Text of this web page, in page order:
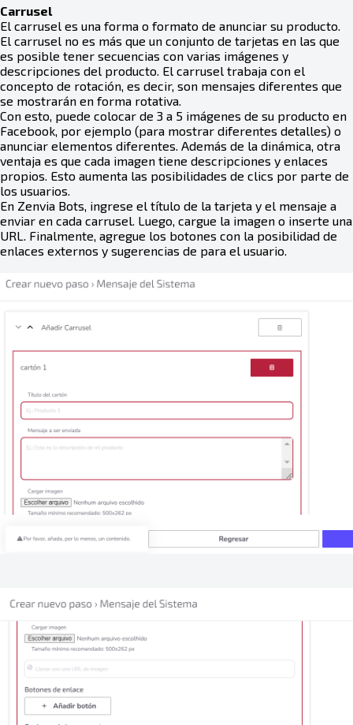
Carrusel
El carrusel es una forma o formato de anunciar su producto.
El carrusel no es más que un conjunto de tarjetas en las que
es posible tener secuencias con varias imágenes y
descripciones del producto. El carrusel trabaja con el
concepto de rotación, es decir, son mensajes diferentes que
se mostrarán en forma rotativa.
Con esto, puede colocar de 3 a 5 imágenes de su producto en
Facebook, por ejemplo (para mostrar diferentes detalles) o
anunciar elementos diferentes. Además de la dinámica, otra
ventaja es que cada imagen tiene descripciones y enlaces
propios. Esto aumenta las posibilidades de clics por parte de
los usuarios.
En Zenvia Bots, ingrese el título de la tarjeta y el mensaje a
enviar en cada carrusel. Luego, cargue la imagen o inserte una
URL. Finalmente, agregue los botones con la posibilidad de
enlaces externos y sugerencias de para el usuario.